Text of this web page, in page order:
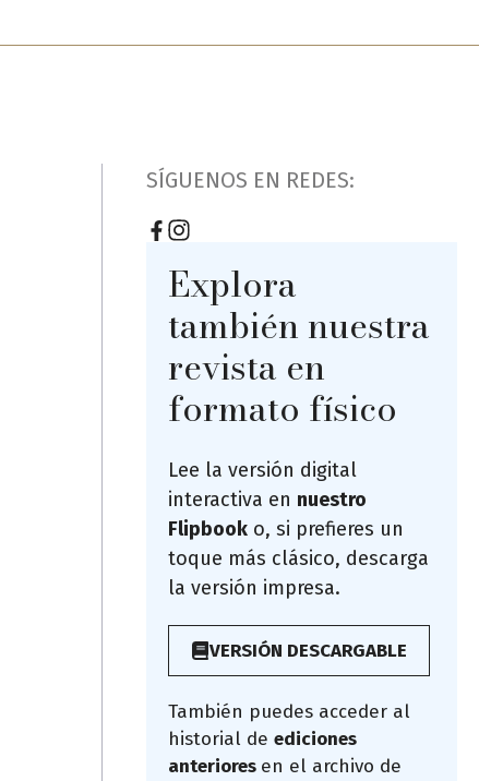
SÍGUENOS EN REDES:
Explora
también nuestra
revista en
formato físico
Lee la versión digital
interactiva en nuestro
Flipbook o, si prefieres un
toque más clásico, descarga
la versión impresa.
VERSIÓN DESCARGABLE
También puedes acceder al
historial de ediciones
anteriores en el archivo de